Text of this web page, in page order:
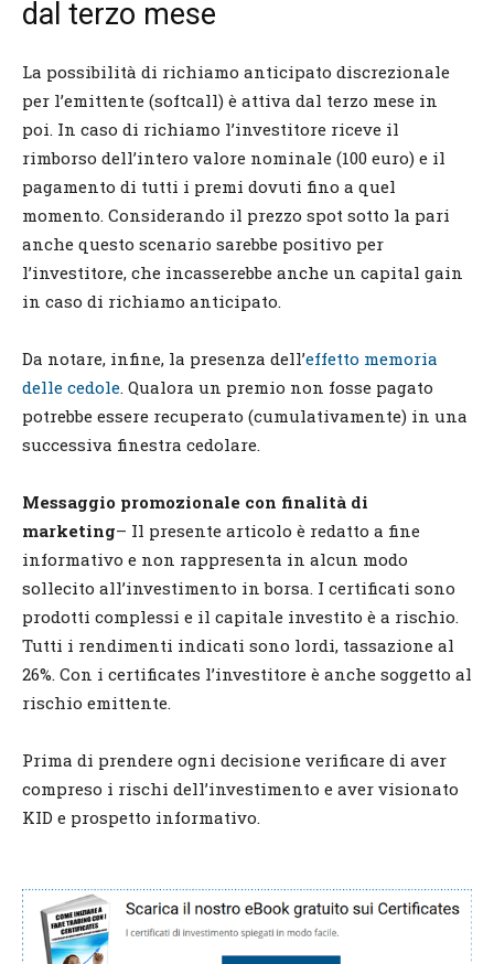
dal terzo mese
La possibilità di richiamo anticipato discrezionale
per l’emittente (softcall) è attiva dal terzo mese in
poi. In caso di richiamo l’investitore riceve il
rimborso dell’intero valore nominale (100 euro) e il
pagamento di tutti i premi dovuti fino a quel
momento. Considerando il prezzo spot sotto la pari
anche questo scenario sarebbe positivo per
l’investitore, che incasserebbe anche un capital gain
in caso di richiamo anticipato.
Da notare, infine, la presenza dell’effetto memoria
delle cedole. Qualora un premio non fosse pagato
potrebbe essere recuperato (cumulativamente) in una
successiva finestra cedolare.
Messaggio promozionale con finalità di
marketing– Il presente articolo è redatto a fine
informativo e non rappresenta in alcun modo
sollecito all’investimento in borsa. I certificati sono
prodotti complessi e il capitale investito è a rischio.
Tutti i rendimenti indicati sono lordi, tassazione al
26%. Con i certificates l’investitore è anche soggetto al
rischio emittente.
Prima di prendere ogni decisione verificare di aver
compreso i rischi dell’investimento e aver visionato
KID e prospetto informativo.